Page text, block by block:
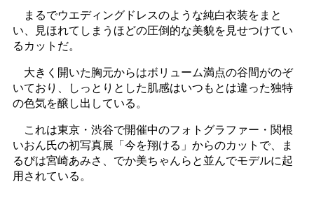
まるでウエディングドレスのような純白衣装をまと
い、見ほれてしまうほどの圧倒的な美貌を見せつけてい
るカットだ。
大きく開いた胸元からはボリューム満点の谷間がのぞ
いており、しっとりとした肌感はいつもとは違った独特
の色気を醸し出している。
これは東京・渋谷で開催中のフォトグラファー・関根
いおん氏の初写真展「今を翔ける」からのカットで、ま
るぴは宮崎あみさ、でか美ちゃんらと並んでモデルに起
用されている。